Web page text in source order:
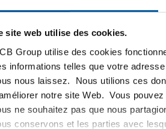
site web utilise des cookies.
Group utilise des cookies
informations telles que votre
nous laissez. Nous utilions ces
notre site Web. Vous
ne souhaitez pas que nous
conservons et les parties avec
7 CuSn7Zn4Pb7-C
2950-0011
Selectionner la